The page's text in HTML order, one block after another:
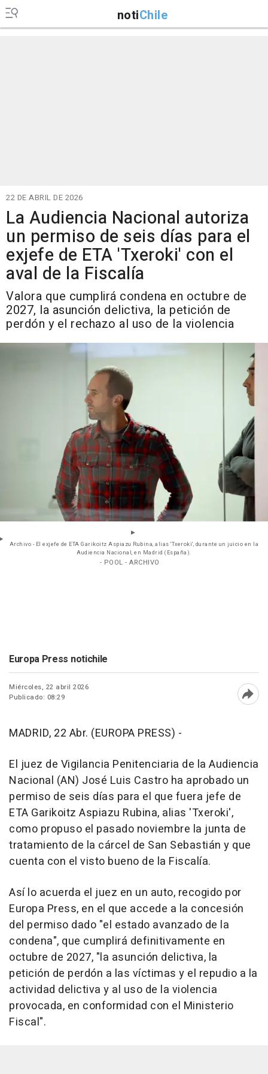
notiChile
22 DE ABRIL DE 2026
La Audiencia Nacional autoriza
un permiso de seis días para el
exjefe de ETA 'Txeroki' con el
aval de la Fiscalía
Valora que cumplirá condena en octubre de
2027, la asunción delictiva, la petición de
perdón y el rechazo al uso de la violencia
Archivo - El exjefe de ETA Garikoitz Aspiazu Rubina, alias 'Txeroki', durante un juicio en la
Audiencia Nacional, en Madrid (España).
- POOL - ARCHIVO
Europa Press notichile
Miércoles, 22 abril 2026
Publicado: 08:29
MADRID, 22 Abr. (EUROPA PRESS) -
El juez de Vigilancia Penitenciaria de la Audiencia
Nacional (AN) José Luis Castro ha aprobado un
permiso de seis días para el que fuera jefe de
ETA Garikoitz Aspiazu Rubina, alias 'Txeroki',
como propuso el pasado noviembre la junta de
tratamiento de la cárcel de San Sebastián y que
cuenta con el visto bueno de la Fiscalía.
Así lo acuerda el juez en un auto, recogido por
Europa Press, en el que accede a la concesión
del permiso dado "el estado avanzado de la
condena", que cumplirá definitivamente en
octubre de 2027, "la asunción delictiva, la
petición de perdón a las víctimas y el repudio a la
actividad delictiva y al uso de la violencia
provocada, en conformidad con el Ministerio
Fiscal".